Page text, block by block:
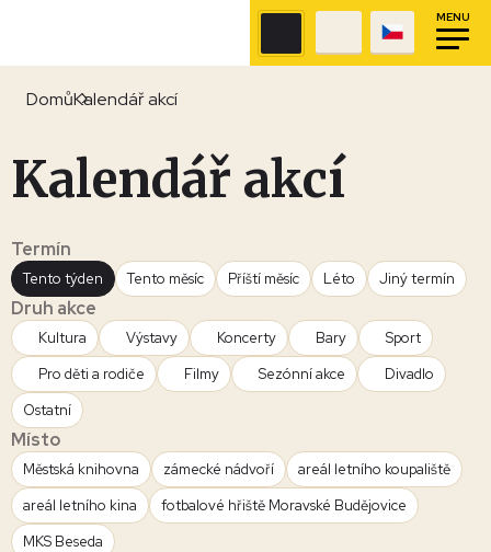
MENU
DomůKalendář akcí
Kalendář akcí
Termín
Tento týden Tento měsíc Příští měsíc Léto Jiný termín
Druh akce
Kultura Výstavy Koncerty Bary
Sport
Pro děti a rodiče
Filmy Sezónní akce
Divadlo
Ostatní
Místo
Městská knihovna zámecké nádvoří
areál letního koupaliště
areál letního kina
fotbalové hřiště Moravské Budějovice
MKS Beseda